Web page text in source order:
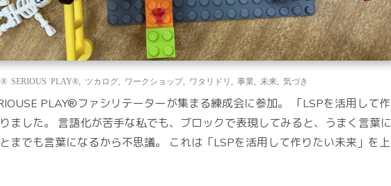
SERIOUS PLAY® ツカログ ワークショップ, ワタリドリ 事業 未来 気づき
PLAY®︎ファシリテーターが集まる練成会に参加。 「LSPを活用して作
ました。 言語化が苦手な私でも、ブロックで表現してみると、うまく言葉に
までも言葉になるから不思議。 これは「LSPを活用して作りたい未来」を上